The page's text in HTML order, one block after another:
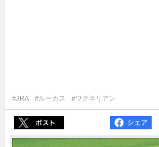
#JRA #ルーカス #ワグネリアン